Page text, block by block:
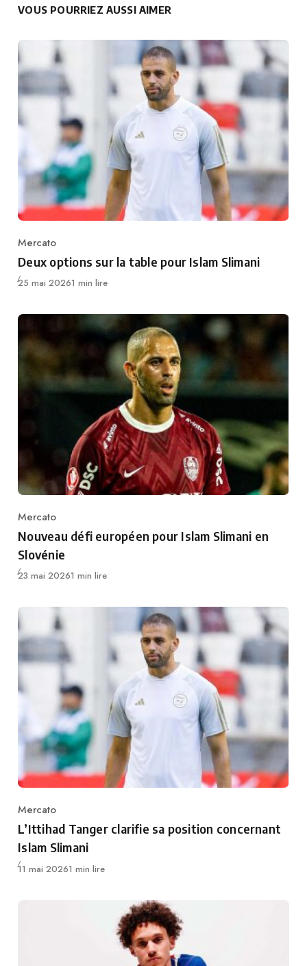
VOUS POURRIEZ AUSSI AIMER
Category
Mercato
Deux options sur la table pour Islam Slimani
Publié
25 mai 20261 min lire
Category
Mercato
Nouveau défi européen pour Islam Slimani en
Slovénie
Publié
23 mai 20261 min lire
Category
Mercato
L’Ittihad Tanger clarifie sa position concernant
Islam Slimani
Publié
11 mai 20261 min lire